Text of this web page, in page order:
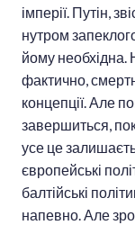
імперії. Путін,
нутром
йому необхідна.
фактично,
концепції. Але
завершиться,
усе це
європейські
балтійські
напевно. Але